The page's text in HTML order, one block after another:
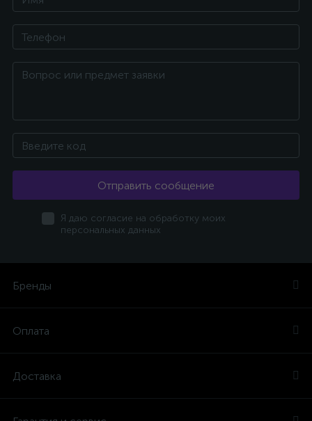
Отправить сообщение
Я даю согласие на обработку моих
персональных данных
Бренды
Оплата
Доставка